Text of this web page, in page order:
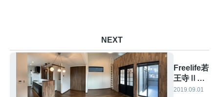
NEXT
Freelife若
王寺Ⅱ
施工事例
2019.09.01